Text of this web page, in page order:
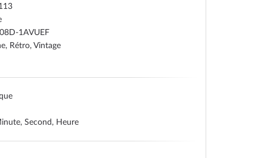
1AVUEF
Rétro, Vintage
Second, Heure